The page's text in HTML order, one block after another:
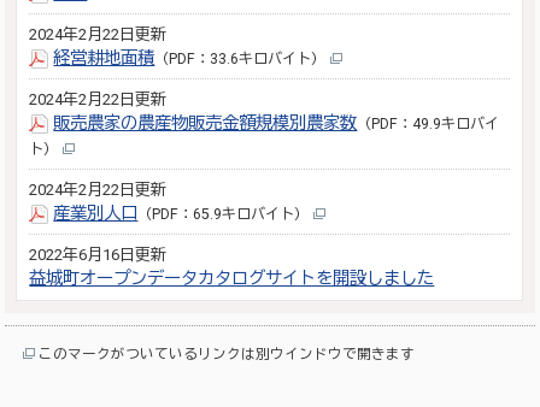
2024年2月22日更新
経営耕地面積 （PDF：33.6キロバイト）
2024年2月22日更新
販売農家の農産物販売金額規模別農家数 （PDF：49.9キロバイ
ト）
2024年2月22日更新
産業別人口 （PDF：65.9キロバイト）
2022年6月16日更新
益城町オープンデータカタログサイトを開設しました
このマークがついているリンクは別ウインドウで開きます